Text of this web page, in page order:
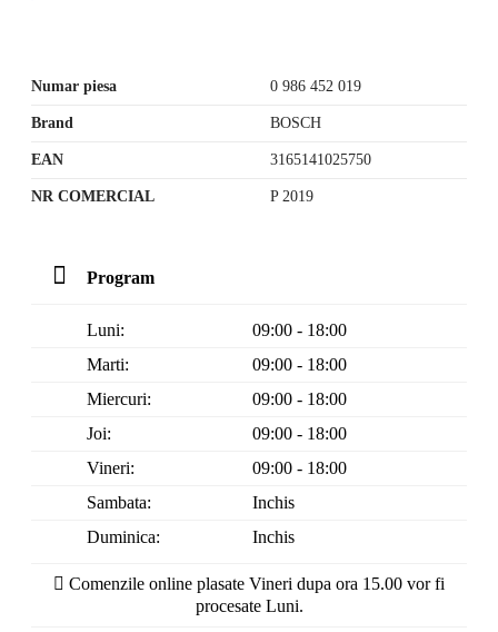
Numar piesa 0 986 452 019
Brand BOSCH
EAN 3165141025750
NR COMERCIAL P 2019
Program
Luni:
09:00 - 18:00
Marti:
09:00 - 18:00
Miercuri:
09:00 - 18:00
Joi:
09:00 - 18:00
Vineri:
09:00 - 18:00
Sambata:
Inchis
Duminica:
Inchis
Comenzile online plasate Vineri dupa ora 15.00 vor fi
procesate Luni.